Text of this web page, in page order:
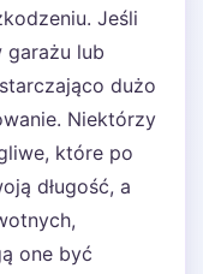
Jeśli
garażu lub
dużo
Niektórzy
które po
długość, a
one być